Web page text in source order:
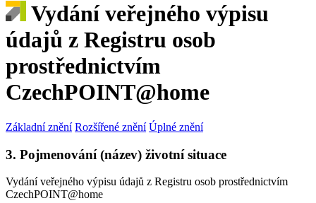
Vydání veřejného výpisu
údajů z Registru osob
prostřednictvím
CzechPOINT@home
Základní znění Rozšířené znění Úplné znění
3. Pojmenování (název) životní situace
Vydání veřejného výpisu údajů z Registru osob prostřednictvím
CzechPOINT@home